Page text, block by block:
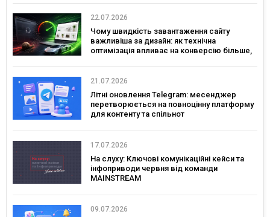
22.07.2026
Чому швидкість завантаження сайту
важливіша за дизайн: як технічна
оптимізація впливає на конверсію більше,
21.07.2026
Літні оновлення Telegram: месенджер
перетворюється на повноцінну платформу
для контенту та спільнот
17.07.2026
На слуху: Ключові комунікаційні кейси та
інфоприводи червня від команди
MAINSTREAM
09.07.2026